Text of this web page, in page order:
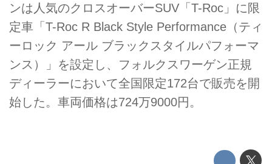
ンは人気のクロスオーバーSUV「T-Roc」に限
定車「T-Roc R Black Style Performance（ティ
ーロック アール ブラックスタイルパフォーマ
ンス）」を設定し、フォルクスワーゲン正規
ディーラーにおいて全国限定172台で販売を開
始した。車両価格は724万9000円。